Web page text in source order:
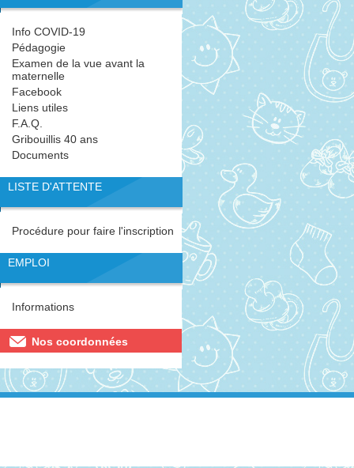
Info COVID-19
Pédagogie
Examen de la vue avant la
maternelle
Facebook
Liens utiles
F.A.Q.
Gribouillis 40 ans
Documents
LISTE D'ATTENTE
Procédure pour faire l'inscription
EMPLOI
Informations
Nos coordonnées